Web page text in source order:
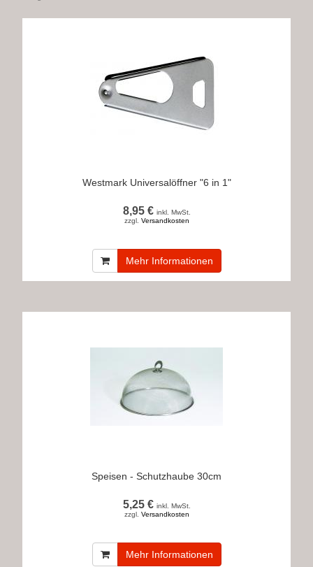
Westmark Universalöffner "6 in 1"
8,95 € inkl. MwSt.
zzgl. Versandkosten
Mehr Informationen
Speisen - Schutzhaube 30cm
5,25 € inkl. MwSt.
zzgl. Versandkosten
Mehr Informationen